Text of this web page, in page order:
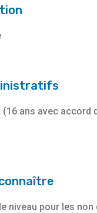
(16 ans avec accord
niveau pour les non